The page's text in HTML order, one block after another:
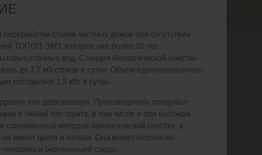
стоков частных домов при отсутствии
ТОПОЛ-ЭКО, которая уже более 20 лет
сточных вод. Станция биологической очистки
до 1.7 м3 стоков в сутки. Объем единовременного
составляет 1.5 кВт в сутки.
или деформации. Производитель продумал
в любой тип грунта, в том числе и при высоком
методов биологической очистки, в
имеет цвета и запаха. Она может безопасно
человека и окружающей среды.